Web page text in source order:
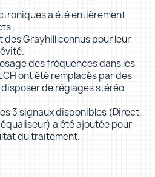
a été entièrement
.
des Grayhill connus pour leur
des fréquences dans les
ont été remplacés par des
de réglages stéréo
3 signaux disponibles (Direct,
a été ajoutée pour
du traitement.